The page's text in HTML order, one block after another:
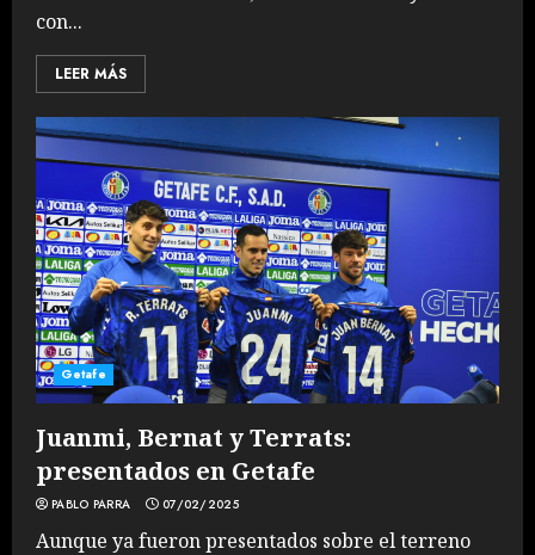
con...
LEER MÁS
Getafe
Juanmi, Bernat y Terrats:
presentados en Getafe
PABLO PARRA 07/02/2025
Aunque ya fueron presentados sobre el terreno